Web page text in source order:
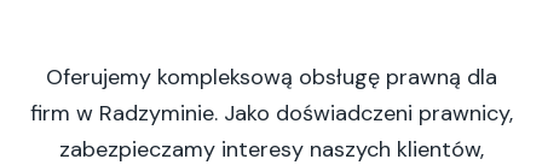
Oferujemy kompleksową obsługę prawną dla
firm w Radzyminie. Jako doświadczeni prawnicy,
zabezpieczamy interesy naszych klientów,